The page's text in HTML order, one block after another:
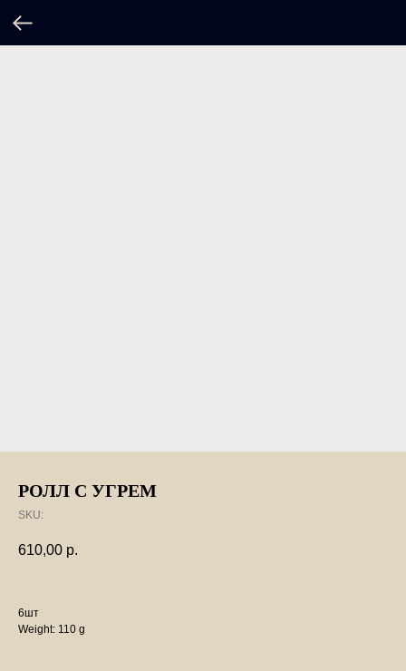
РОЛЛ С УГРЕМ
SKU:
610,00 р.
6шт
Weight: 110 g